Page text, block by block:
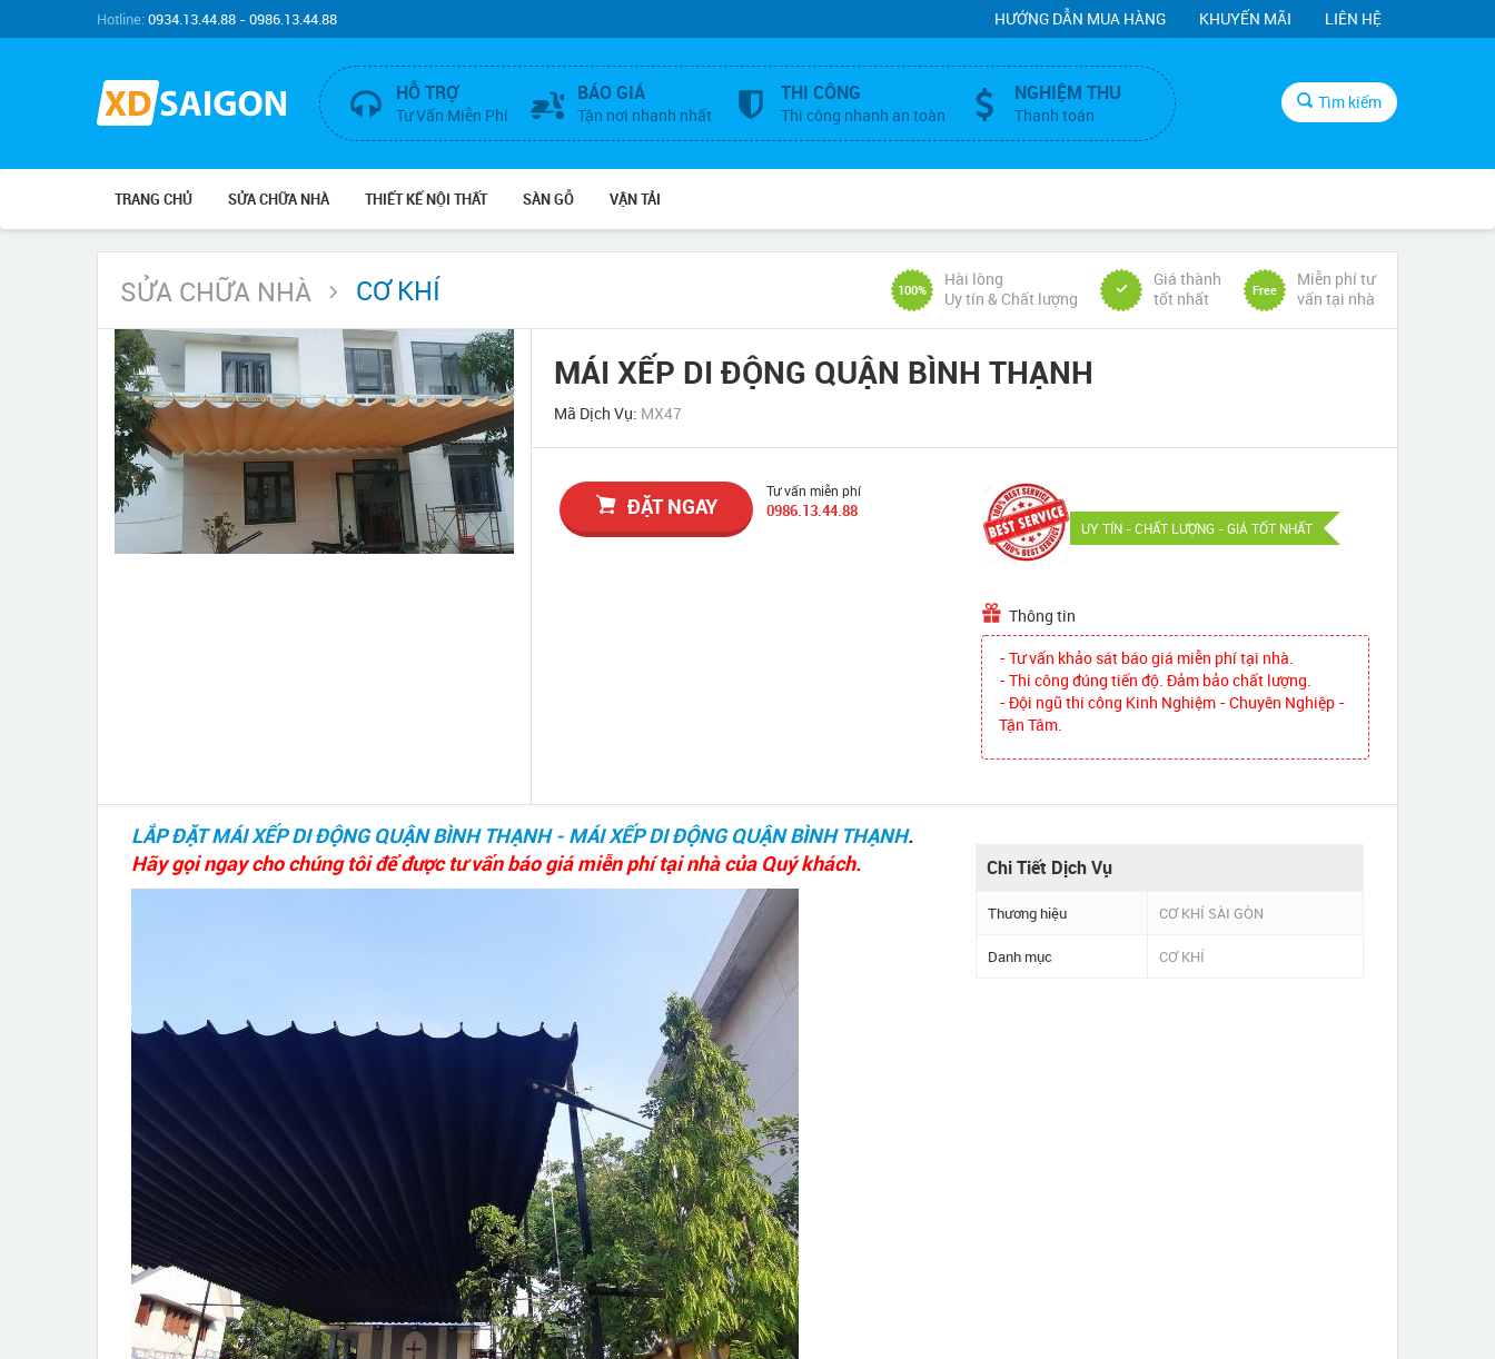
Hotline:0934.13.44.88 - 0986.13.44.88 HƯỚNG DẪN MUA HÀNG KHUYẾN MÃI LIÊN HỆ
HỖ TRỢ
Tư Vấn Miễn Phí
BÁO GIÁ
Tận nơi nhanh nhất
THI CÔNG
Thi công nhanh an toàn
NGHIỆM THU
Thanh toán
Tìm kiếm
TRANG CHỦ SỬA CHỮA NHÀ THIẾT KẾ NỘI THẤT SÀN GỖ VẬN TẢI
SỬA CHỮA NHÀ CƠ KHÍ 100%
Hài lòng
Uy tín & Chất lượng
Giá thành
tốt nhất
Free
Miễn phí tư
vấn tại nhà
MÁI XẾP DI ĐỘNG QUẬN BÌNH THẠNH
Mã Dịch Vụ: MX47
ĐẶT NGAY
Tư vấn miễn phí
0986.13.44.88
UY TÍN - CHẤT LƯỢNG - GIÁ TỐT NHẤT
Thông tin
- Tư vấn khảo sát báo giá miễn phí tại nhà.
- Thi công đúng tiến độ. Đảm bảo chất lượng.
- Đội ngũ thi công Kinh Nghiệm - Chuyên Nghiệp -
Tận Tâm.
LẮP ĐẶT MÁI XẾP DI ĐỘNG QUẬN BÌNH THẠNH - MÁI XẾP DI ĐỘNG QUẬN BÌNH THẠNH.
Hãy gọi ngay cho chúng tôi để được tư vấn báo giá miễn phí tại nhà của Quý khách.
Chi Tiết Dịch Vụ
Thương hiệu CƠ KHÍ SÀI GÒN
Danh mục CƠ KHÍ